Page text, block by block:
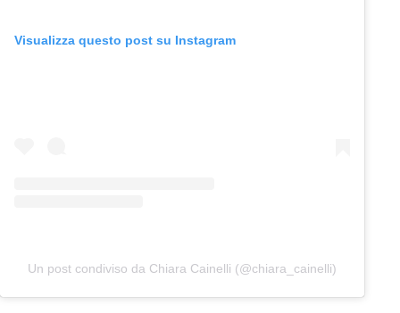
Visualizza questo post su Instagram
Un post condiviso da Chiara Cainelli (@chiara_cainelli)